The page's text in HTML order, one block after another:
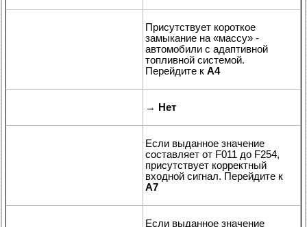
Присутствует короткое
замыкание на «массу» -
автомобили с адаптивной
топливной системой.
Перейдите к A4
→ Нет
Если выданное значение
составляет от F011 до F254,
присутствует корректный
входной сигнал. Перейдите к
A7
Если выданное значение